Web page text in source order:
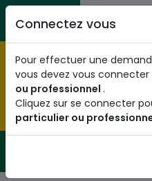
Aller au contenu principal
Citoyens
Pré-enregistrez vous dès
national
obtenez votre Numéro
de
Connectez vous
Pour effectuer une
vous devez vous
ou professionnel .
Cliquez sur se connecter
particulier ou